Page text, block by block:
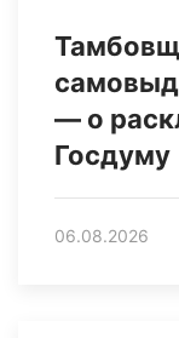
— о
Госдуму
06.08.2026